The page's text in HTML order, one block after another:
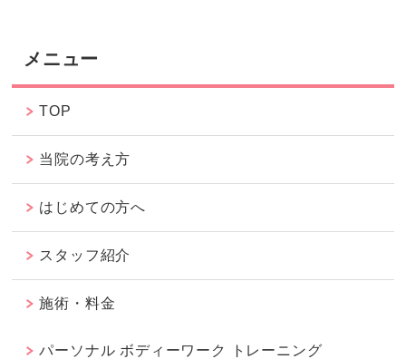
メニュー
TOP
当院の考え方
はじめての方へ
スタッフ紹介
施術・料金
パーソナル ボディーワーク トレーニング